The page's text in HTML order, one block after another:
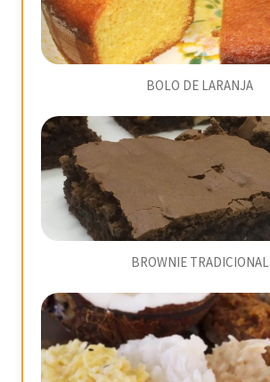
BOLO DE LARANJA
BROWNIE TRADICIONAL